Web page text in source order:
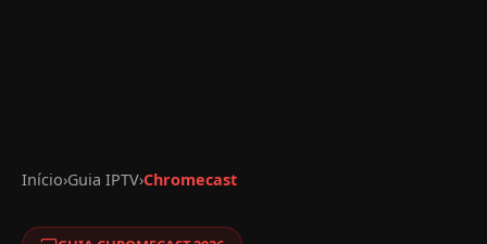
Início›Guia IPTV›Chromecast